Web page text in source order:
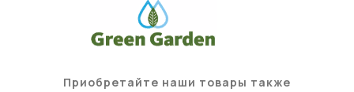
Приобретайте наши товары также